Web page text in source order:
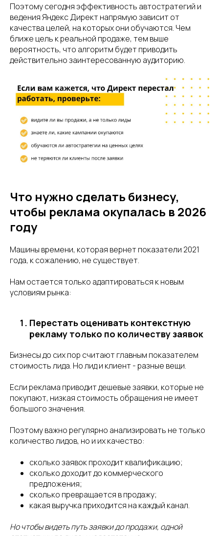
Поэтому сегодня эффективность автостратегий и
ведения Яндекс Директ напрямую зависит от
качества целей, на которых они обучаются. Чем
ближе цель к реальной продаже, тем выше
вероятность, что алгоритм будет приводить
действительно заинтересованную аудиторию.
Что нужно сделать бизнесу,
чтобы реклама окупалась в 2026
году
Машины времени, которая вернет показатели 2021
года, к сожалению, не существует.
Нам остается только адаптироваться к новым
условиям рынка:
Перестать оценивать контекстную
рекламу только по количеству заявок
Бизнесы до сих пор считают главным показателем
стоимость лида. Но лид и клиент - разные вещи.
Если реклама приводит дешевые заявки, которые не
покупают, низкая стоимость обращения не имеет
большого значения.
Поэтому важно регулярно анализировать не только
количество лидов, но и их качество:
сколько заявок проходит квалификацию;
сколько доходит до коммерческого
предложения;
сколько превращается в продажу;
какая выручка приходится на каждый канал.
Но чтобы видеть путь заявки до продажи, одной